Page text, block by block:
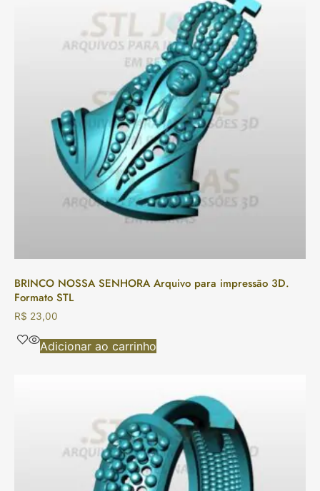
BRINCO NOSSA SENHORA Arquivo para impressão 3D.
Formato STL
R$ 23,00
Adicionar ao carrinho